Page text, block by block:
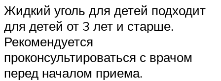
Жидкий уголь для детей подходит
для детей от 3 лет и старше.
Рекомендуется
проконсультироваться с врачом
перед началом приема.